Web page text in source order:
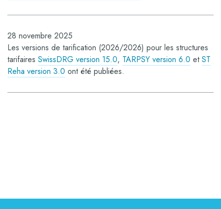
28 novembre 2025
Les versions de tarification (2026/2026) pour les structures
tarifaires SwissDRG version 15.0, TARPSY version 6.0 etST
Reha version 3.0 ont été publiées.